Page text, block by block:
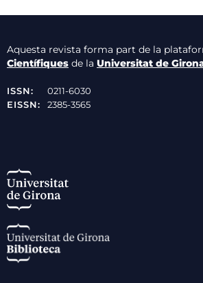
Aquesta revista forma part de la
Científiquesde la Universitat de
ISSN:
0211-6030
EISSN:
2385-3565